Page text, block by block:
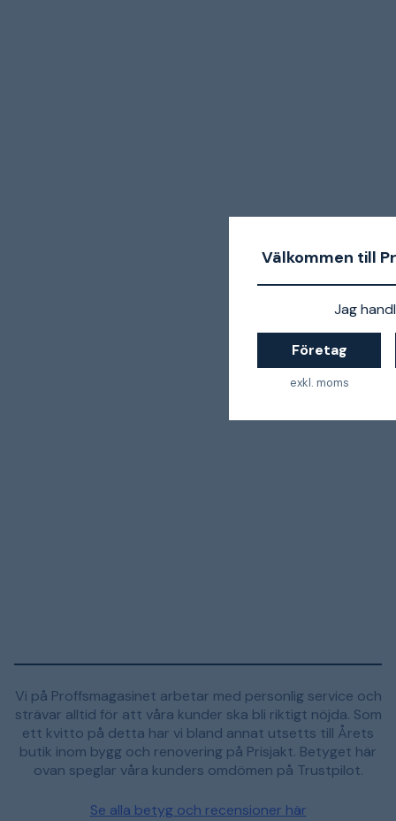
Välkommen till
Jag
Företag
exkl. moms
Vi på Proffsmagasinet arbetar med personlig service och
strävar alltid för att våra kunder ska bli riktigt nöjda. Som
ett kvitto på detta har vi bland annat utsetts till Årets
butik inom bygg och renovering på Prisjakt. Betyget här
ovan speglar våra kunders omdömen på Trustpilot.
Se alla betyg och recensioner här